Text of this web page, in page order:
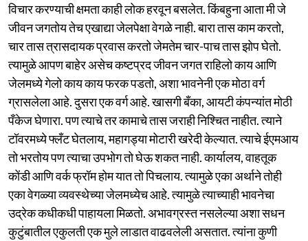
विचार करण्याची क्षमता काही लोक हरवून बसलेत. किंबहुना आता मी जे
जीवन जगतोय तेच एखाद्या जेलपेक्षा वेगळे नाही. बारा तास काम करतो,
चार तास त्रासदायक प्रवास करतो जेमतेम चार-पाच तास झोप घेतो.
त्यामुळे आपण बाहेर असेच कष्टप्रद जीवन जगत राहिलो काय आणि
जेलमध्ये गेलो काय काय फरक पडतो, अशा भावनेनी एक मोठा वर्ग
ग्रासलेला आहे. दुसरा एक वर्ग आहे. खासगी बँका, आयटी कंपन्यांत मोठी
पँकेज घेणारा. पण त्याचे तर कामाचे तास जराही निश्चित नाहीत. त्याने
टॉवरमध्ये फ्लँट घेतलाय, महागड्या मोटारी खरेदी केल्यात. त्याचे ईएमआय
तो भरतोय पण त्याचा उपभोग तो घेऊ शकत नाही. कार्यालय, वाहतूक
कोंडी आणि वर्क फ्रॉम होम यात तो पिचलाय. त्यामुळे एका अर्थाने तोही
एका वेगळ्या व्यवस्थेच्या जेलमध्येच आहे. त्यामुळे त्याच्याही भावनेचा
उद्रेक कधीकधी पाहायला मिळतो. अभावग्रस्त नसलेल्या अशा सधन
कुटुंबातील एकुलती एक मुले लाडात वाढवलेली असतात. त्यांना कुणी